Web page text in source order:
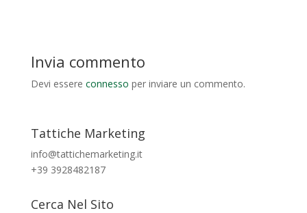
Invia commento
Devi essere connesso per inviare un commento.
Tattiche Marketing
info@tattichemarketing.it
+39 3928482187
Cerca Nel Sito